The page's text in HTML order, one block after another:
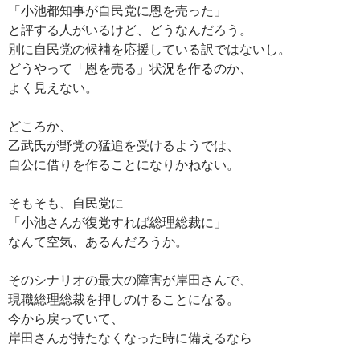
「小池都知事が自民党に恩を売った」
と評する人がいるけど、どうなんだろう。
別に自民党の候補を応援している訳ではないし。
どうやって「恩を売る」状況を作るのか、
よく見えない。
どころか、
乙武氏が野党の猛追を受けるようでは、
自公に借りを作ることになりかねない。
そもそも、自民党に
「小池さんが復党すれば総理総裁に」
なんて空気、あるんだろうか。
そのシナリオの最大の障害が岸田さんで、
現職総理総裁を押しのけることになる。
今から戻っていて、
岸田さんが持たなくなった時に備えるなら